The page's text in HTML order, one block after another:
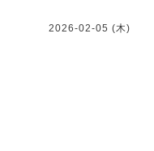
2026-02-05 (木)